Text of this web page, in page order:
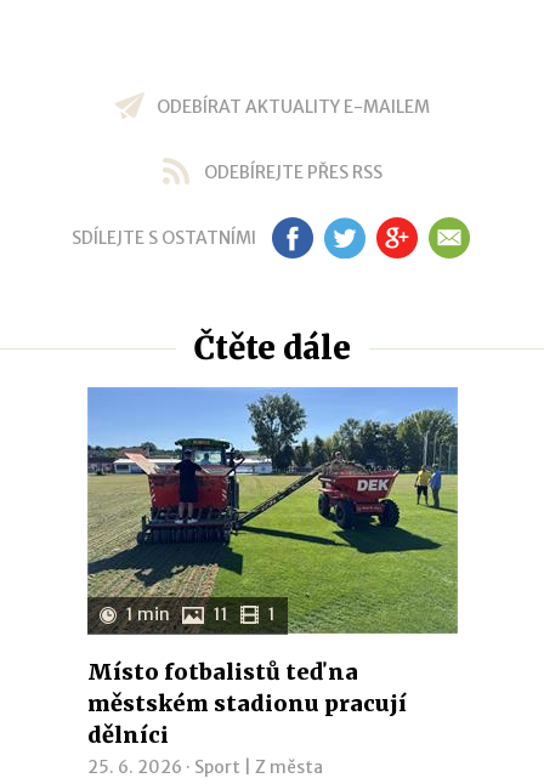
ODEBÍRAT AKTUALITY E-MAILEM
ODEBÍREJTE PŘES RSS
SDÍLEJTE S OSTATNÍMI FB TW GP EM
Čtěte dále
1 min 11 1
Místo fotbalistů teď na
městském stadionu pracují
dělníci
25. 6. 2026 · Sport Z města